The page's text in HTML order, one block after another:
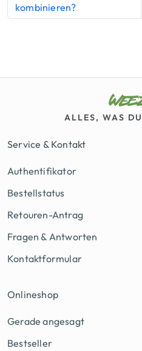
kombinieren?
ALLES, WAS
Service & Kontakt
Authentifikator
Bestellstatus
Retouren-Antrag
Fragen & Antworten
Kontaktformular
Onlineshop
Gerade angesagt
Bestseller